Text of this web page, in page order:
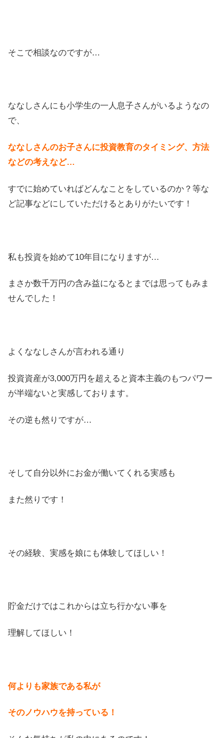
そこで相談なのですが…
ななしさんにも小学生の一人息子さんがいるようなの
で、
ななしさんのお子さんに投資教育のタイミング、方法
などの考えなど…
すでに始めていればどんなことをしているのか？等な
ど記事などにしていただけるとありがたいです！
私も投資を始めて10年目になりますが…
まさか数千万円の含み益になるとまでは思ってもみま
せんでした！
よくななしさんが言われる通り
投資資産が3,000万円を超えると資本主義のもつパワー
が半端ないと実感しております。
その逆も然りですが…
そして自分以外にお金が働いてくれる実感も
また然りです！
その経験、実感を娘にも体験してほしい！
貯金だけではこれからは立ち行かない事を
理解してほしい！
何よりも家族である私が
そのノウハウを持っている！